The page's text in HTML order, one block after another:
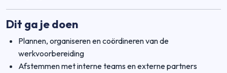
Dit ga je doen
Plannen, organiseren en coördineren van de
werkvoorbereiding
Afstemmen met interne teams en externe partners